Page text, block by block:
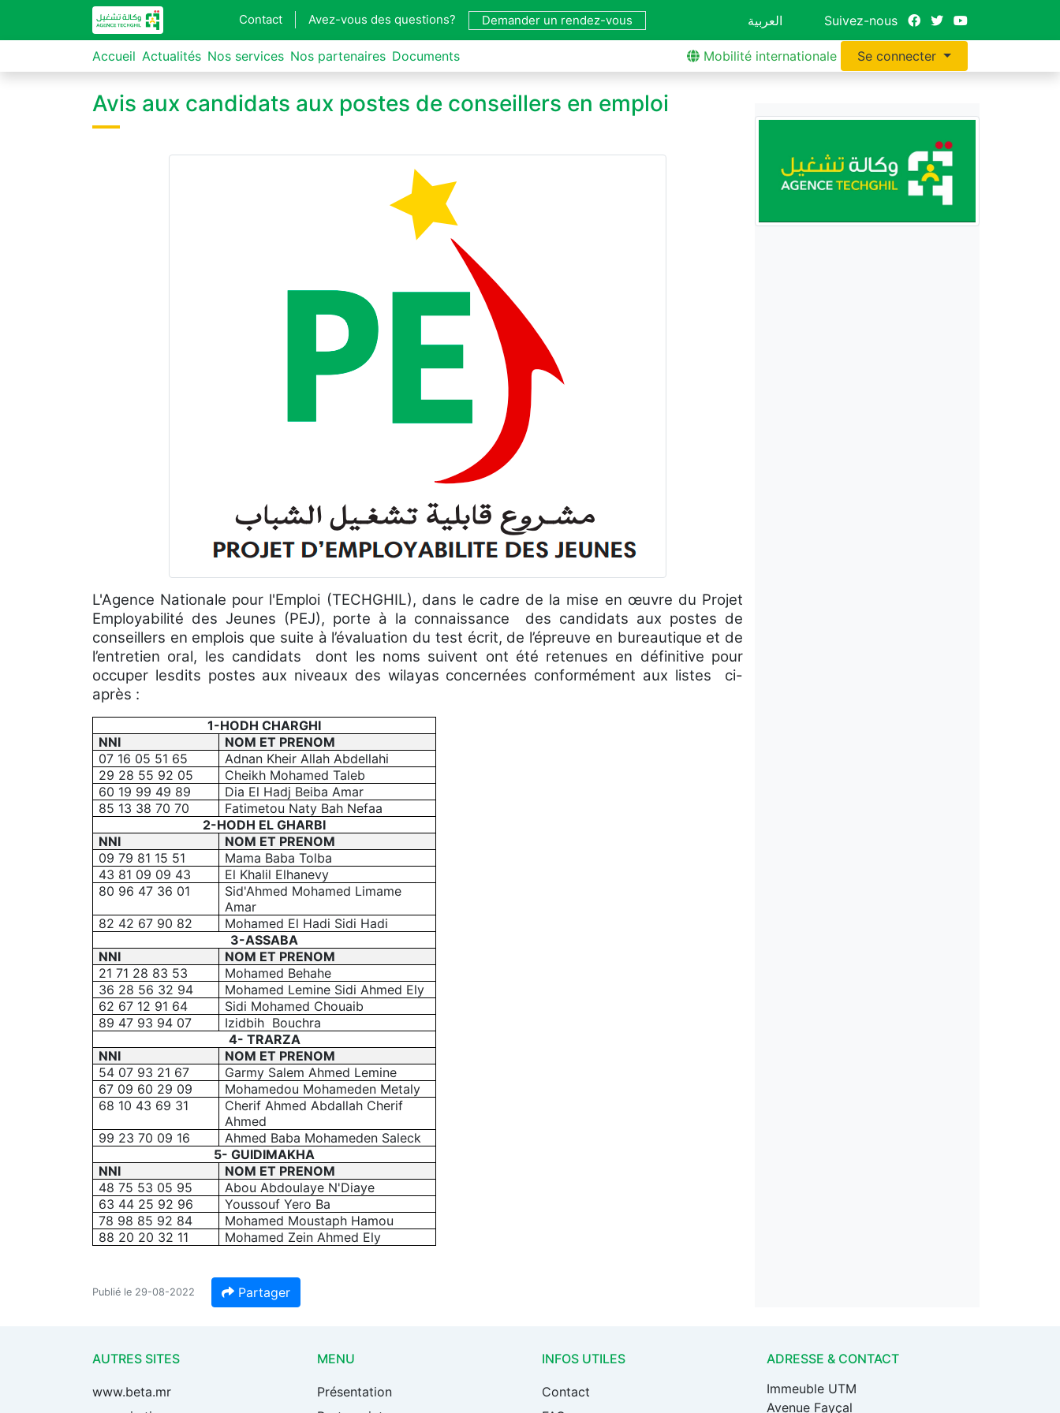
Contact Avez-vous des questions? Demander un rendez-vous العربية Suivez-nous
Accueil Actualités Nos services Nos partenaires Documents Mobilité internationale Se connecter
Avis aux candidats aux postes de conseillers en emploi
L'Agence Nationale pour l'Emploi (TECHGHIL), dans le cadre de la mise en œuvre du Projet
Employabilité des Jeunes (PEJ), porte à la connaissance des candidats aux postes de
conseillers en emplois que suite à l’évaluation du test écrit, de l’épreuve en bureautique et de
l’entretien oral, les candidats dont les noms suivent ont été retenues en définitive pour
occuper lesdits postes aux niveaux des wilayas concernées conformément aux listes ci-
après :
1-HODH CHARGHI
NNI
NOM ET PRENOM
07 16 05 51 65
Adnan Kheir Allah Abdellahi
29 28 55 92 05
Cheikh Mohamed Taleb
60 19 99 49 89
Dia El Hadj Beiba Amar
85 13 38 70 70
Fatimetou Naty Bah Nefaa
2-HODH EL GHARBI
NNI
NOM ET PRENOM
09 79 81 15 51
Mama Baba Tolba
43 81 09 09 43
El Khalil Elhanevy
80 96 47 36 01
Sid'Ahmed Mohamed Limame
Amar
82 42 67 90 82
Mohamed El Hadi Sidi Hadi
3-ASSABA
NNI
NOM ET PRENOM
21 71 28 83 53
Mohamed Behahe
36 28 56 32 94
Mohamed Lemine Sidi Ahmed Ely
62 67 12 91 64
Sidi Mohamed Chouaib
89 47 93 94 07
Izidbih Bouchra
4- TRARZA
NNI
NOM ET PRENOM
54 07 93 21 67
Garmy Salem Ahmed Lemine
67 09 60 29 09
Mohamedou Mohameden Metaly
68 10 43 69 31
Cherif Ahmed Abdallah Cherif
Ahmed
99 23 70 09 16
Ahmed Baba Mohameden Saleck
5- GUIDIMAKHA
NNI
NOM ET PRENOM
48 75 53 05 95
Abou Abdoulaye N'Diaye
63 44 25 92 96
Youssouf Yero Ba
78 98 85 92 84
Mohamed Moustaph Hamou
88 20 20 32 11
Mohamed Zein Ahmed Ely
Publié le 29-08-2022 Partager
AUTRES SITES
www.beta.mr
MENU
Présentation
INFOS UTILES
Contact
ADRESSE & CONTACT
Immeuble UTM
Avenue Fayçal